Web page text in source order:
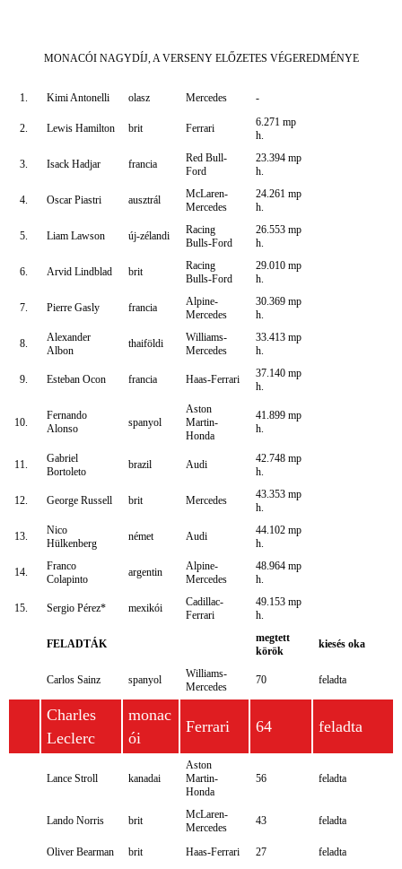
MONACÓI NAGYDÍJ, A VERSENY ELŐZETES VÉGEREDMÉNYE
1. Kimi Antonelli olasz Mercedes -
2. Lewis Hamilton brit Ferrari
6.271 mp
h.
3. Isack Hadjar francia
Red Bull-
Ford
23.394 mp
h.
4. Oscar Piastri ausztrál
McLaren-
Mercedes
24.261 mp
h.
5. Liam Lawson új-zélandi
Racing
Bulls-Ford
26.553 mp
h.
6. Arvid Lindblad brit
Racing
Bulls-Ford
29.010 mp
h.
7. Pierre Gasly francia
Alpine-
Mercedes
30.369 mp
h.
8.
Alexander
Albon
thaiföldi
Williams-
Mercedes
33.413 mp
h.
9. Esteban Ocon francia Haas-Ferrari
37.140 mp
h.
10.
Fernando
Alonso
spanyol
Aston
Martin-
Honda
41.899 mp
h.
11.
Gabriel
Bortoleto
brazil Audi
42.748 mp
h.
12. George Russell brit Mercedes
43.353 mp
h.
13.
Nico
Hülkenberg
német Audi
44.102 mp
h.
14.
Franco
Colapinto
argentin
Alpine-
Mercedes
48.964 mp
h.
15. Sergio Pérez* mexikói
Cadillac-
Ferrari
49.153 mp
h.
FELADTÁK
megtett
körök
kiesés oka
Carlos Sainz spanyol
Williams-
Mercedes
70 feladta
Charles
Leclerc
monac
ói
Ferrari 64 feladta
Lance Stroll kanadai
Aston
Martin-
Honda
56 feladta
Lando Norris brit
McLaren-
Mercedes
43 feladta
Oliver Bearman brit Haas-Ferrari 27 feladta